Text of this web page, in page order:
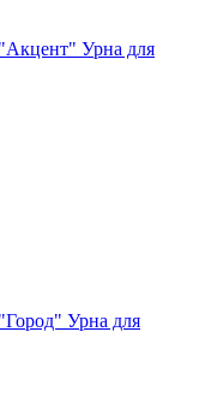
Урна для
Урна для